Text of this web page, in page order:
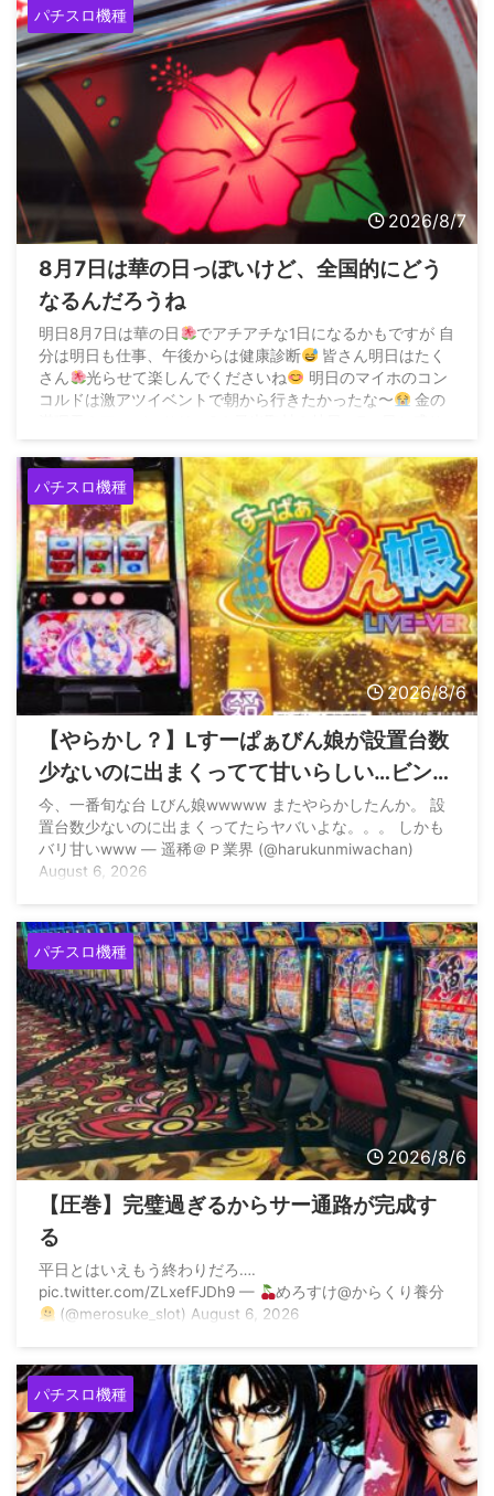
パチスロ機種
2026/8/7
8月7日は華の日っぽいけど、全国的にどう
なるんだろうね
明日8月7日は華の日
でアチアチな1日になるかもですが 自
分は明日も仕事、午後からは健康診断
皆さん明日はたく
さん
光らせて楽しんでくださいね
明日のマイホのコン
コルドは激アツイベントで朝から行きたかったな〜
金の
パチスロ機種
2026/8/6
【やらかし？】Lすーぱぁびん娘が設置台数
少ないのに出まくってて甘いらしい…ビンゴ
ネオ騒動再びか？
今、一番旬な台 Lびん娘wwwww またやらかしたんか。 設
置台数少ないのに出まくってたらヤバいよな。。。 しかも
バリ甘いwww — 遥稀＠Ｐ業界 (@harukunmiwachan)
August 6, 2026
パチスロ機種
2026/8/6
【圧巻】完璧過ぎるからサー通路が完成す
る
平日とはいえもう終わりだろ….
pic.twitter.com/ZLxefFJDh9 —
めろすけ@からくり養分
(@merosuke_slot) August 6, 2026
パチスロ機種